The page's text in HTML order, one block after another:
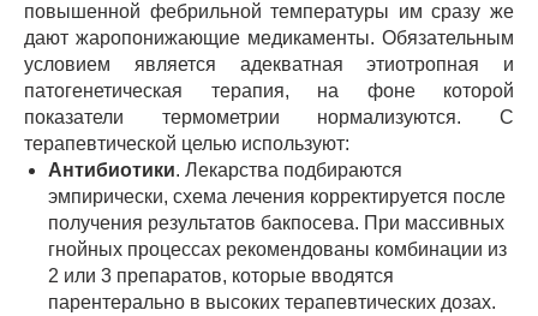
повышенной фебрильной температуры им сразу же
дают жаропонижающие медикаменты. Обязательным
условием является адекватная этиотропная и
патогенетическая терапия, на фоне которой
показатели термометрии нормализуются. С
терапевтической целью используют:
Антибиотики. Лекарства подбираются
эмпирически, схема лечения корректируется после
получения результатов бакпосева. При массивных
гнойных процессах рекомендованы комбинации из
2 или 3 препаратов, которые вводятся
парентерально в высоких терапевтических дозах.